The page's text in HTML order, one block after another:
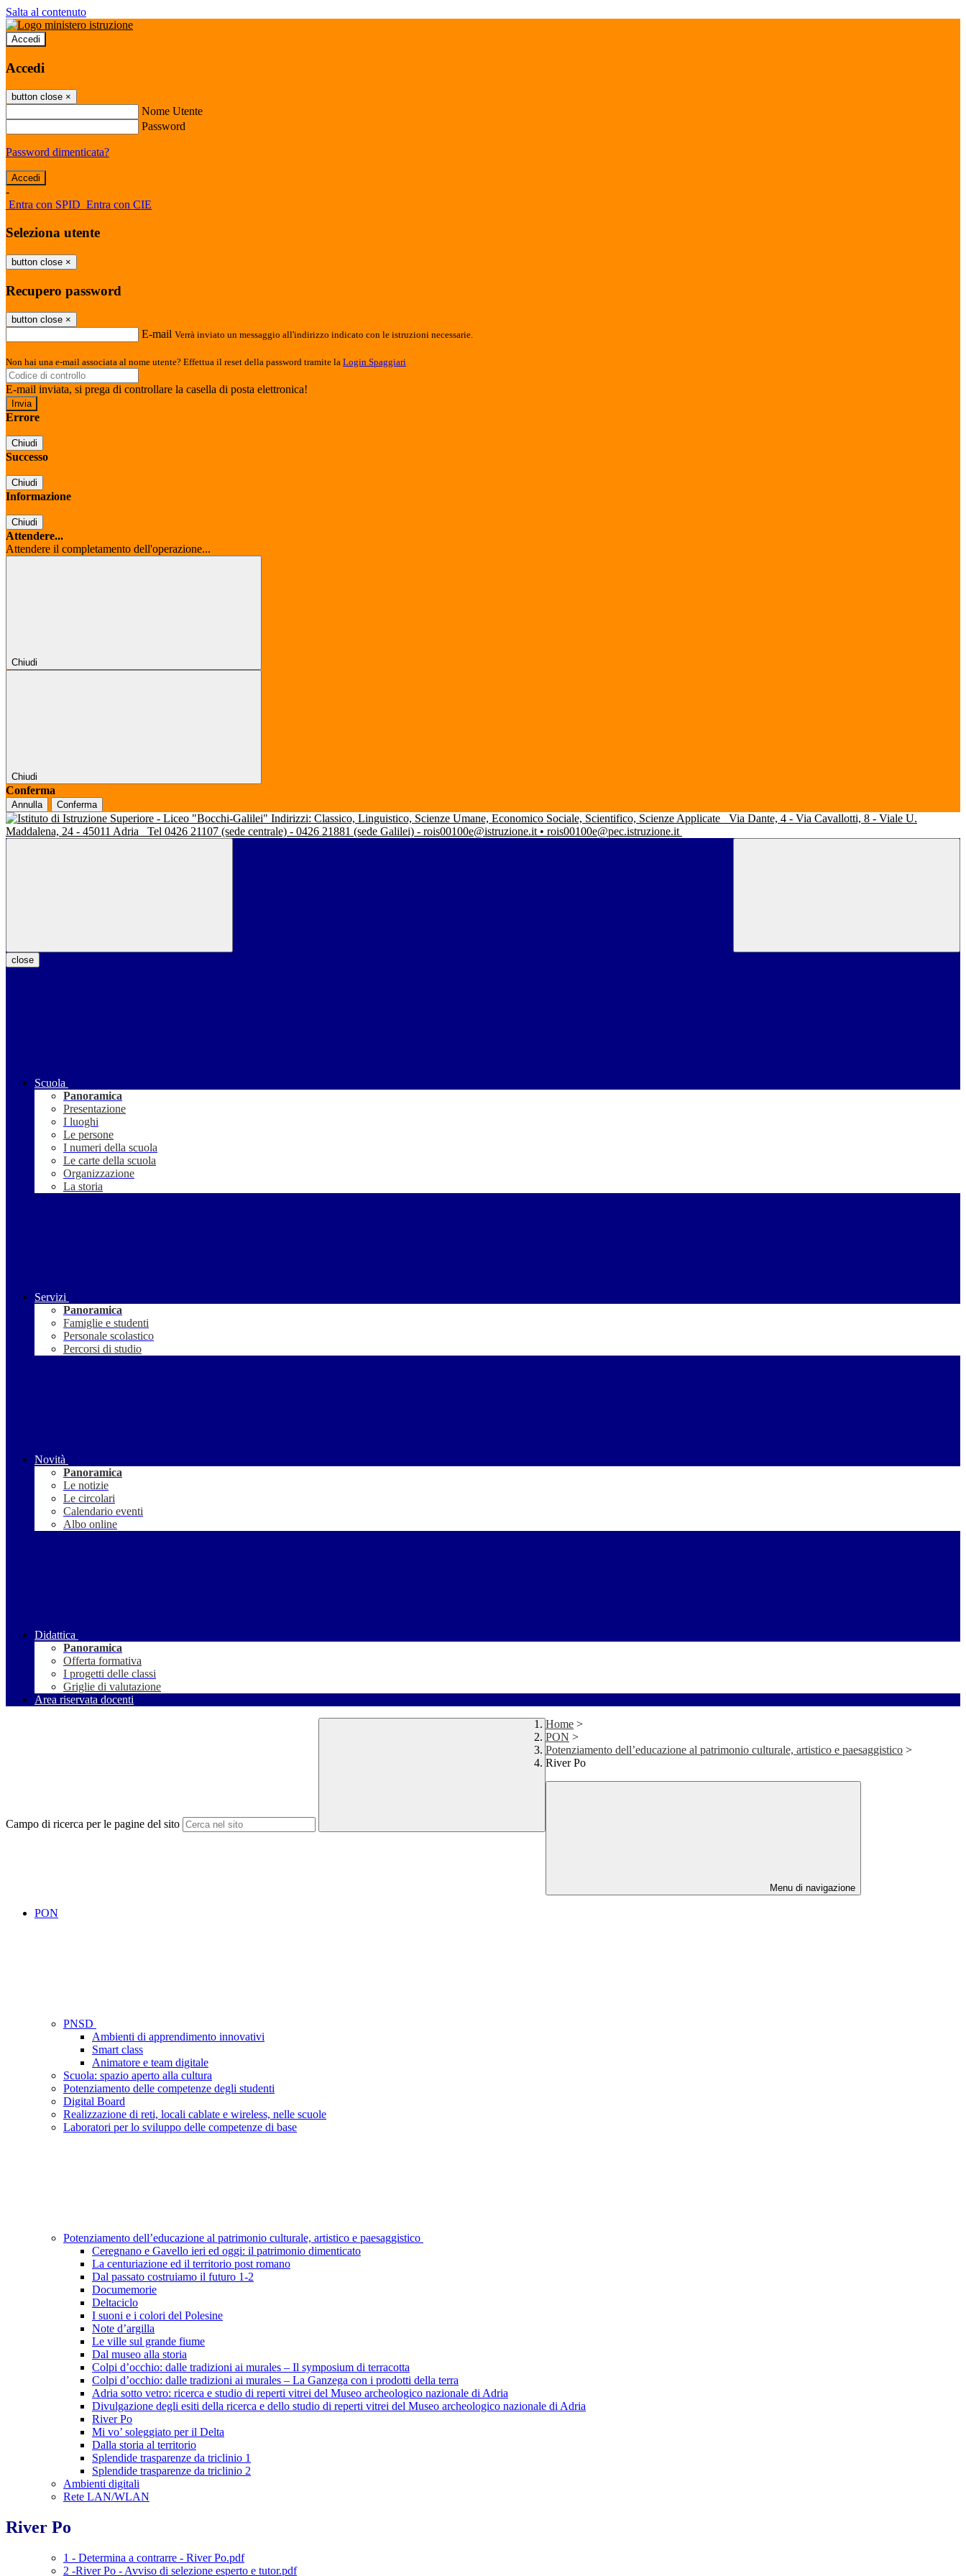
Salta al contenuto
Accedi
Accedi
button close ×
Nome Utente
Password
Password dimenticata?
-
Entra con SPID Entra con CIE
Seleziona utente
button close ×
Recupero password
button close ×
E-mail Verrà inviato un messaggio all'indirizzo indicato con le istruzioni necessarie.
Non hai una e-mail associata al nome utente? Effettua il reset della password tramite la Login Spaggiari
E-mail inviata, si prega di controllare la casella di posta elettronica!
Errore
Chiudi
Successo
Chiudi
Informazione
Chiudi
Attendere...
Attendere il completamento dell'operazione...
Chiudi
Chiudi
Conferma
Annulla Conferma
Indirizzi: Classico, Linguistico, Scienze Umane, Economico Sociale, Scientifico, Scienze Applicate
Via Dante, 4 - Via Cavallotti, 8 - Viale U.
Maddalena, 24 - 45011 Adria
Tel 0426 21107 (sede centrale) - 0426 21881 (sede Galilei) - rois00100e@istruzione.it • rois00100e@pec.istruzione.it
close
Scuola
Panoramica
Presentazione
I luoghi
Le persone
I numeri della scuola
Le carte della scuola
Organizzazione
La storia
Servizi
Panoramica
Famiglie e studenti
Personale scolastico
Percorsi di studio
Novità
Panoramica
Le notizie
Le circolari
Calendario eventi
Albo online
Didattica
Panoramica
Offerta formativa
I progetti delle classi
Griglie di valutazione
Area riservata docenti
Campo di ricerca per le pagine del sito
Home >
PON >
Potenziamento dell’educazione al patrimonio culturale, artistico e paesaggistico >
River Po
Menu di navigazione
PON
PNSD
Ambienti di apprendimento innovativi
Smart class
Animatore e team digitale
Scuola: spazio aperto alla cultura
Potenziamento delle competenze degli studenti
Digital Board
Realizzazione di reti, locali cablate e wireless, nelle scuole
Laboratori per lo sviluppo delle competenze di base
Potenziamento dell’educazione al patrimonio culturale, artistico e paesaggistico
Ceregnano e Gavello ieri ed oggi: il patrimonio dimenticato
La centuriazione ed il territorio post romano
Dal passato costruiamo il futuro 1-2
Documemorie
Deltaciclo
I suoni e i colori del Polesine
Note d’argilla
Le ville sul grande fiume
Dal museo alla storia
Colpi d’occhio: dalle tradizioni ai murales – Il symposium di terracotta
Colpi d’occhio: dalle tradizioni ai murales – La Ganzega con i prodotti della terra
Adria sotto vetro: ricerca e studio di reperti vitrei del Museo archeologico nazionale di Adria
Divulgazione degli esiti della ricerca e dello studio di reperti vitrei del Museo archeologico nazionale di Adria
River Po
Mi vo’ soleggiato per il Delta
Dalla storia al territorio
Splendide trasparenze da triclinio 1
Splendide trasparenze da triclinio 2
Ambienti digitali
Rete LAN/WLAN
River Po
1 - Determina a contrarre - River Po.pdf
2 -River Po - Avviso di selezione esperto e tutor.pdf